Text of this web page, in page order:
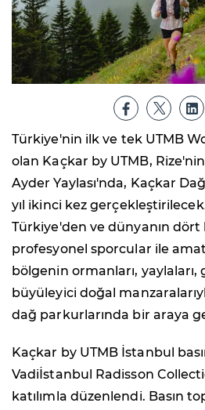
Türkiye'nin ilk ve tek UTMB
olan Kaçkar by UTMB,
Ayder Yaylası'nda, Kaçkar
yıl ikinci kez
Türkiye'den ve dünyanın dört
profesyonel sporcular ile
bölgenin ormanları,
büyüleyici doğal
dağ parkurlarında bir araya
Kaçkar by UTMB İstanbul
Vadiİstanbul Radisson
katılımla düzenlendi. Basın